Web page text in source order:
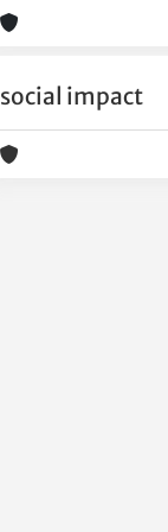
social impact